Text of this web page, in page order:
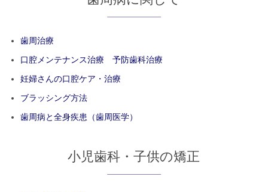
歯周治療
口腔メンテナンス治療 予防歯科治療
妊婦さんの口腔ケア・治療
ブラッシング方法
歯周病と全身疾患（歯周医学）
小児歯科・子供の矯正